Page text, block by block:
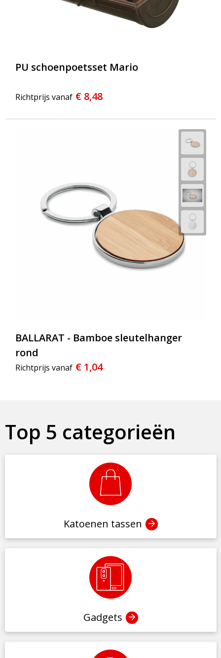
PU schoenpoetsset Mario
Richtprijs vanaf € 8,48
BALLARAT - Bamboe sleutelhanger
rond
Richtprijs vanaf € 1,04
Top 5 categorieën
Katoenen tassen
Gadgets